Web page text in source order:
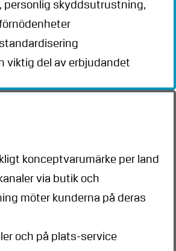
personlig skyddsutrustning,
viktig del av erbjudandet
konceptvarumärke per land
via butik och
möter kunderna på deras
och på plats-service